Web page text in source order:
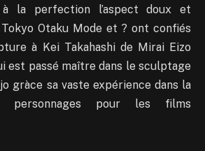
la perfection l’aspect doux et
Otaku Mode et ? ont confiés
à Kei Takahashi de Mirai Eizo
est passé maître dans le sculptage
gràce sa vaste expérience dans la
personnages pour les films